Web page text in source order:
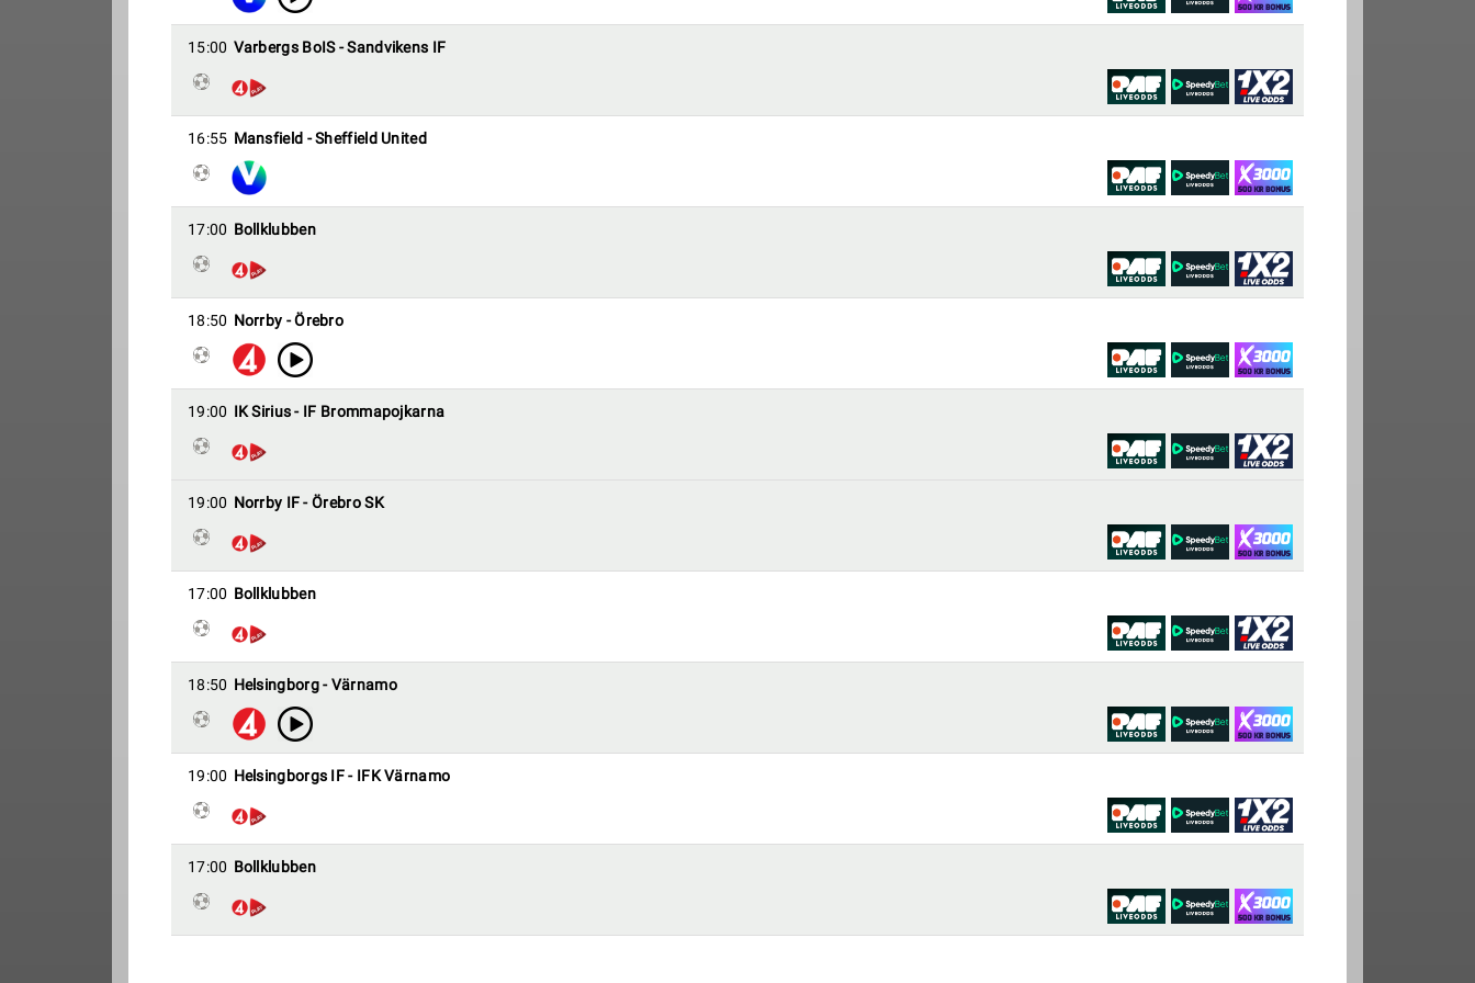
15:00 Varbergs BoIS - Sandvikens IF
16:55 Mansfield - Sheffield United
17:00 Bollklubben
18:50 Norrby - Örebro
19:00 IK Sirius - IF Brommapojkarna
19:00 Norrby IF - Örebro SK
17:00 Bollklubben
18:50 Helsingborg - Värnamo
19:00 Helsingborgs IF - IFK Värnamo
17:00 Bollklubben